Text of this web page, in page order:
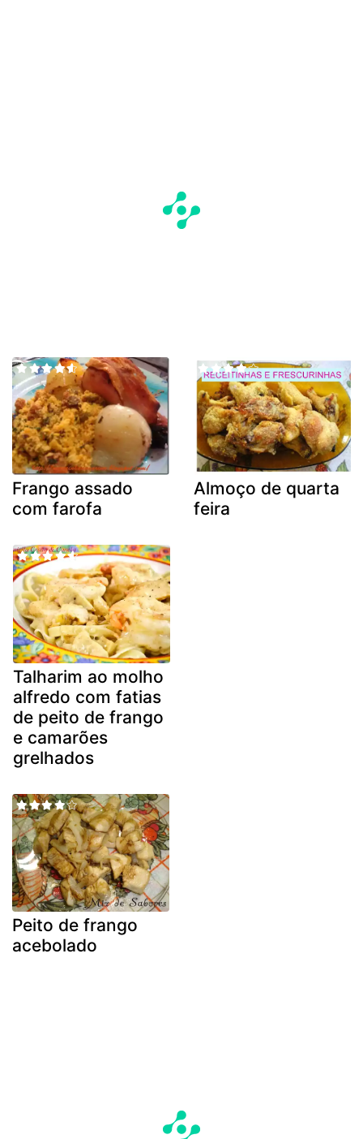
Frango assado
com farofa
Almoço de quarta
feira
Talharim ao molho
alfredo com fatias
de peito de frango
e camarões
grelhados
Peito de frango
acebolado